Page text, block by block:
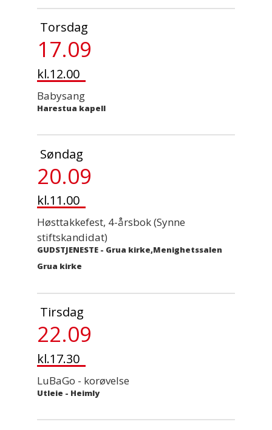
Torsdag
17.09
kl.12.00
Babysang
Harestua kapell
Søndag
20.09
kl.11.00
Høsttakkefest, 4-årsbok (Synne
stiftskandidat)
GUDSTJENESTE - Grua kirke,Menighetssalen
Grua kirke
Tirsdag
22.09
kl.17.30
LuBaGo - korøvelse
Utleie - Heimly